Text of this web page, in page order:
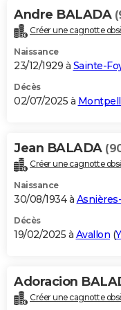
Alimentation
Guide de la santé
Maladies
Médicaments
Sommeil
VOYAGE
Destinations
City break
Voyage nature
Voyage de noces
Forum
Climat
+PHOTO
GUIDES D'ACHAT
BONS PLANS
Carte de Noël
Carte Bonne année
Carte Saint-Valentin
Carte Pâques
Carte d'anniversaire
DICTIONNAIRE
Dictionnaire
Biographies
Citations
Expressions
Proverbes
PROGRAMME TV
S'inscrire
Se connecter
Lycées
Collèges
Primaires
Universités
Entreprises
Service militaire
Avis de recherche
AVIS DE DÉCÈS
Bricolage
Lifestyle
Culture
Sport
Auto
Television
Voyage
Cinema
Andre BALADA
Créer une cagnotte
Naissance
23/12/1929 à Sainte-
Décès
02/07/2025 à
Jean BALADA
Créer une cagnotte
Naissance
30/08/1934 à
Décès
19/02/2025 à Avallon (
Adoracion
Créer une cagnotte